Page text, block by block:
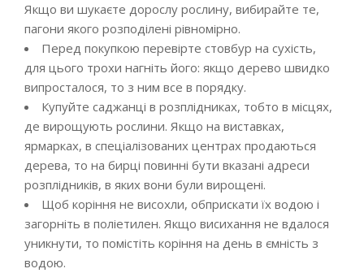
Якщо ви шукаєте дорослу рослину, вибирайте те,
пагони якого розподілені рівномірно.
Перед покупкою перевірте стовбур на сухість,
для цього трохи нагніть його: якщо дерево швидко
випросталося, то з ним все в порядку.
Купуйте саджанці в розплідниках, тобто в місцях,
де вирощують рослини. Якщо на виставках,
ярмарках, в спеціалізованих центрах продаються
дерева, то на бирці повинні бути вказані адреси
розплідників, в яких вони були вирощені.
Щоб коріння не висохли, обприскати їх водою і
загорніть в поліетилен. Якщо висихання не вдалося
уникнути, то помістіть коріння на день в ємність з
водою.